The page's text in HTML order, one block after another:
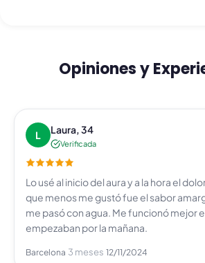
Opiniones y
L Laura, 34
Verificada
Lo usé al inicio del aura y a la hora el
que menos me gustó fue el sabor
me pasó con agua. Me funcionó mejor
empezaban por la mañana.
Barcelona 3 meses 12/11/2024